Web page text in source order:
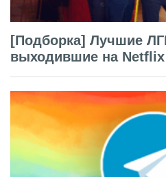
[Подборка] Лучшие
выходившие на Netflix